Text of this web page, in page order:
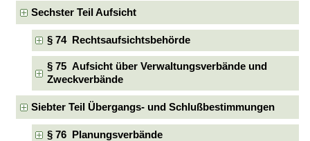
Sechster Teil Aufsicht
§ 74 Rechtsaufsichtsbehörde
§ 75 Aufsicht über Verwaltungsverbände und
Zweckverbände
Siebter Teil Übergangs- und Schlußbestimmungen
§ 76 Planungsverbände